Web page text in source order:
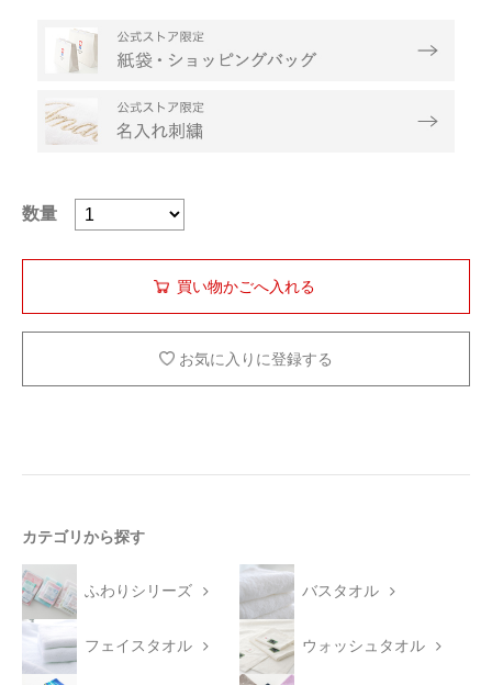
数量
お気に入りに登録する
カテゴリから探す
ふわりシリーズ バスタオル
フェイスタオル ウォッシュタオル